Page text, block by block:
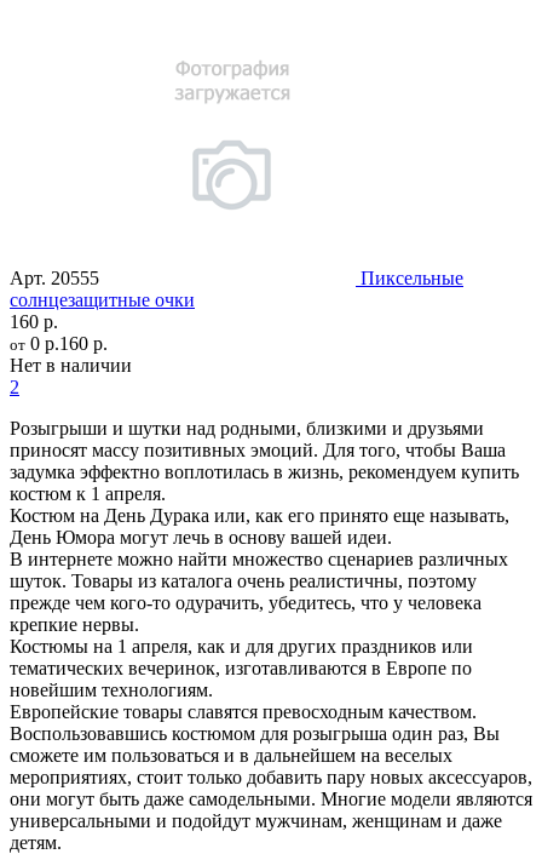
Арт. 20555
Пиксельные
солнцезащитные очки
160 р.
от 0 р.160 р.
Нет в наличии
2
Розыгрыши и шутки над родными, близкими и друзьями
приносят массу позитивных эмоций. Для того, чтобы Ваша
задумка эффектно воплотилась в жизнь, рекомендуем купить
костюм к 1 апреля.
Костюм на День Дурака или, как его принято еще называть,
День Юмора могут лечь в основу вашей идеи.
В интернете можно найти множество сценариев различных
шуток. Товары из каталога очень реалистичны, поэтому
прежде чем кого-то одурачить, убедитесь, что у человека
крепкие нервы.
Костюмы на 1 апреля, как и для других праздников или
тематических вечеринок, изготавливаются в Европе по
новейшим технологиям.
Европейские товары славятся превосходным качеством.
Воспользовавшись костюмом для розыгрыша один раз, Вы
сможете им пользоваться и в дальнейшем на веселых
мероприятиях, стоит только добавить пару новых аксессуаров,
они могут быть даже самодельными. Многие модели являются
универсальными и подойдут мужчинам, женщинам и даже
детям.